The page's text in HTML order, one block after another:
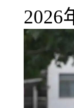
2026